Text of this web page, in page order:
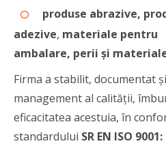
produse abrazive,
adezive, materiale pentru
ambalare, perii și
Firma a stabilit, documentat
management al calităţii,
eficacitatea acestuia, în
standardului SR EN ISO